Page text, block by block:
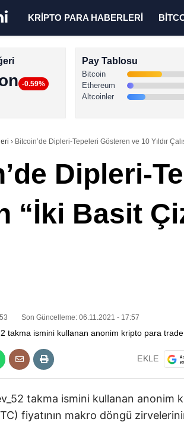
KRİPTO PARA HABERLERİ
-0.59%
Pay Tablosu
Bitcoin
Ethereum
Altcoinler
› Bitcoin’de Dipleri-Tepeleri Gösteren ve 10 Yıldır
Dipleri-
“İki Basit
Son Güncelleme: 06.11.2021 - 17:57
EKLE
takma ismini kullanan anonim
fiyatının makro döngü